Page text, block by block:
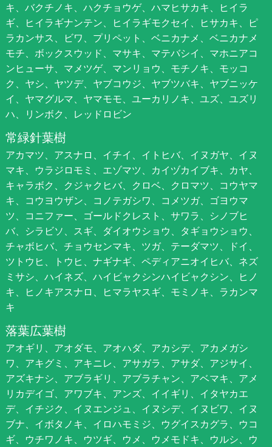
キ、バクチノキ、ハクチョウゲ、ハマヒサカキ、ヒイラ
ギ、ヒイラギナンテン、ヒイラギモクセイ、ヒサカキ、ピ
ラカンサス、ビワ、プリペット、ベニカナメ、ベニカナメ
モチ、ボックスウッド、マサキ、マテバシイ、マホニアコ
ンヒューサ、マメツゲ、マンリョウ、モチノキ、モッコ
ク、ヤシ、ヤツデ、ヤブコウジ、ヤブツバキ、ヤブニッケ
イ、ヤマグルマ、ヤマモモ、ユーカリノキ、ユズ、ユズリ
ハ、リンボク、レッドロビン
常緑針葉樹
アカマツ、アスナロ、イチイ、イトヒバ、イヌガヤ、イヌ
マキ、ウラジロモミ、エゾマツ、カイヅカイブキ、カヤ、
キャラボク、クジャクヒバ、クロベ、クロマツ、コウヤマ
キ、コウヨウザン、コノテガシワ、コメツガ、ゴヨウマ
ツ、コニファー、ゴールドクレスト、サワラ、シノブヒ
バ、シラビソ、スギ、ダイオウショウ、タギョウショウ、
チャボヒバ、チョウセンマキ、ツガ、テーダマツ、ドイ、
ツトウヒ、トウヒ、ナギナギ、ペディアニオイヒバ、ネズ
ミサシ、ハイネズ、ハイビャクシンハイビャクシン、ヒノ
キ、ヒノキアスナロ、ヒマラヤスギ、モミノキ、ラカンマ
キ
落葉広葉樹
アオギリ、アオダモ、アオハダ、アカシデ、アカメガシ
ワ、アキグミ、アキニレ、アサガラ、アサダ、アジサイ、
アズキナシ、アブラギリ、アブラチャン、アベマキ、アメ
リカデイゴ、アワブキ、アンズ、イイギリ、イタヤカエ
デ、イチジク、イヌエンジュ、イヌシデ、イヌビワ、イヌ
ブナ、イボタノキ、イロハモミジ、ウグイスカグラ、ウコ
ギ、ウチワノキ、ウツギ、ウメ、ウメモドキ、ウルシ、ウ